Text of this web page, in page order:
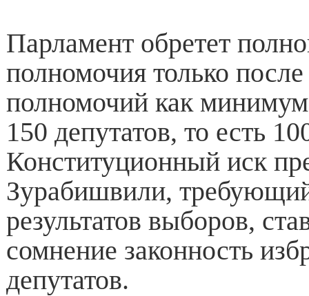
Парламент обретет
полномочия только
полномочий как минимум
150 депутатов, то есть
Конституционный иск
Зурабишвили,
результатов выборов,
сомнение законность
депутатов.